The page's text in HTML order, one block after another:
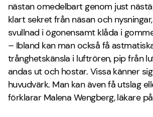
nästan omedelbart genom just
klart sekret från näsan och
svullnad i ögonensamt klåda i
– Ibland kan man också få
trånghetskänsla i luftrören, pip från
andas ut och hostar. Vissa känner
huvudvärk. Man kan även få utslag
förklarar Malena Wengberg, läkare